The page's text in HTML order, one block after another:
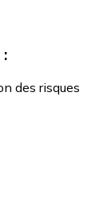
des risques